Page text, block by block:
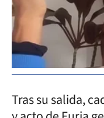
Tras su salida,